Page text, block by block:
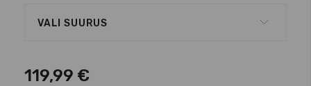
VALI SUURUS
119,99 €